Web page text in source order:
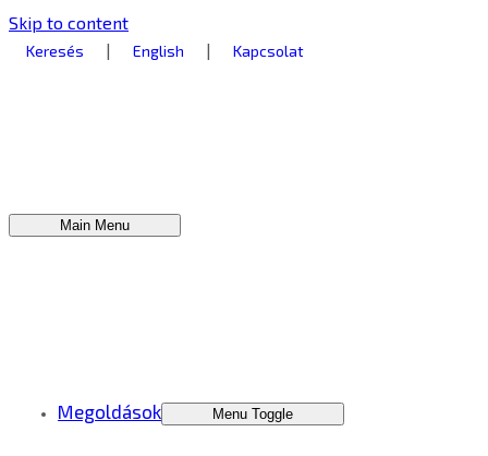
Skip to content
Keresés | English | Kapcsolat
Main Menu
Megoldások Menu Toggle